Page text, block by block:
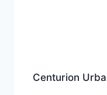
Centurion